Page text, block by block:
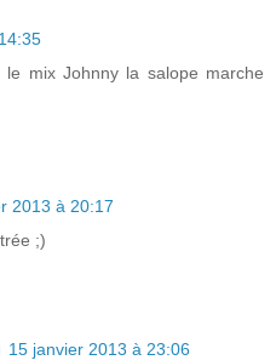
le mix Johnny la salope marche
2013 à 20:17
;)
15 janvier 2013 à 23:06